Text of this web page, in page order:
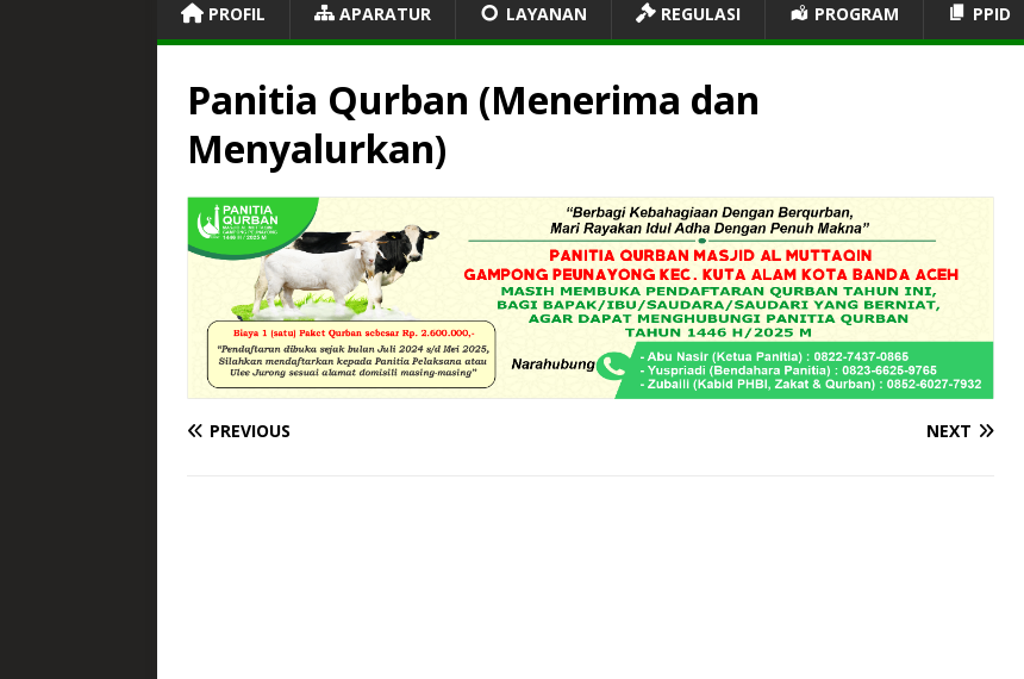
PROFIL APARATUR LAYANAN REGULASI PROGRAM PPID
Panitia Qurban (Menerima dan
Menyalurkan)
PREVIOUS NEXT